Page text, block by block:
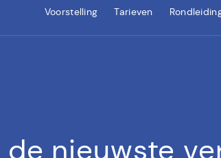
de nieuwste
Voorstelling Tarieven